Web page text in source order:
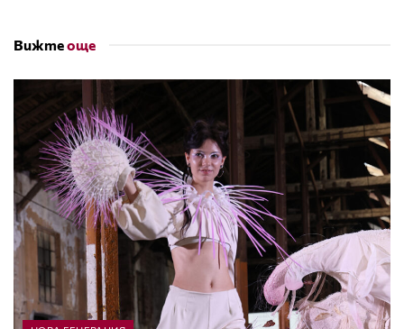
Вижтеоще